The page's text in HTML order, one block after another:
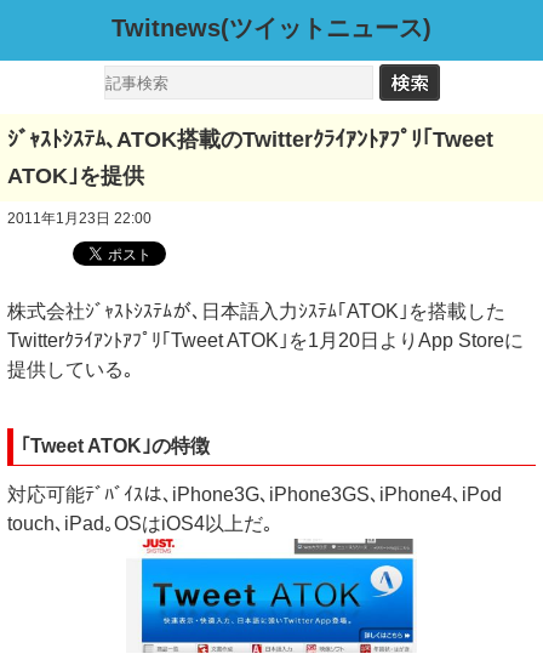
Twitnews(ツイットニュース)
ｼﾞｬｽﾄｼｽﾃﾑ､ATOK搭載のTwitterｸﾗｲｱﾝﾄｱﾌﾟﾘ｢Tweet
ATOK｣を提供
2011年1月23日 22:00
株式会社ｼﾞｬｽﾄｼｽﾃﾑが､日本語入力ｼｽﾃﾑ｢ATOK｣を搭載した
Twitterｸﾗｲｱﾝﾄｱﾌﾟﾘ｢Tweet ATOK｣を1月20日よりApp Storeに
提供している｡
｢Tweet ATOK｣の特徴
対応可能ﾃﾞﾊﾞｲｽは､iPhone3G､iPhone3GS､iPhone4､iPod
touch､iPad｡OSはiOS4以上だ｡